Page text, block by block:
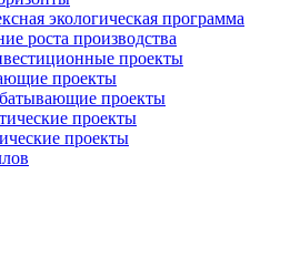
экологическая программа
роста производства
проекты
проекты
проекты
проекты
проекты